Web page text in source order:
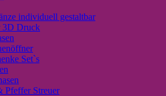
individuell gestaltbar
3D Druck
Set`s
Pfeffer Streuer